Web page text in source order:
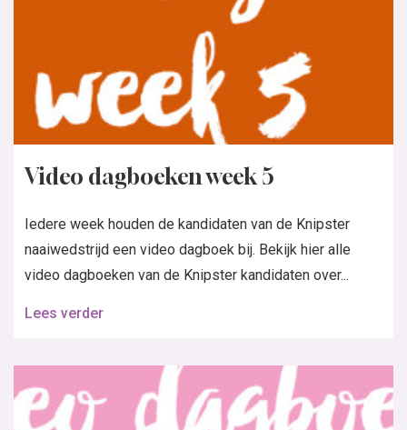
Video dagboeken week 5
Iedere week houden de kandidaten van de Knipster
naaiwedstrijd een video dagboek bij. Bekijk hier alle
video dagboeken van de Knipster kandidaten over...
Lees verder